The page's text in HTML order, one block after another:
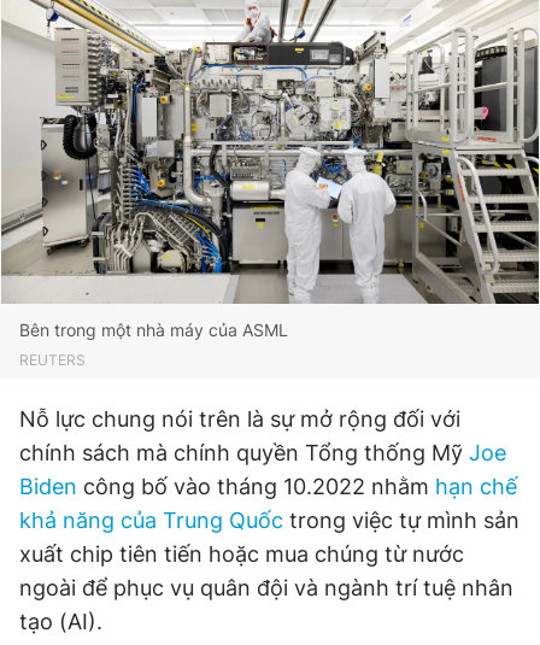
Bên trong một nhà máy của ASML
REUTERS
Nỗ lực chung nói trên là sự mở rộng đối với
chính sách mà chính quyền Tổng thống Mỹ Joe
Biden công bố vào tháng 10.2022 nhằm hạn chế
khả năng của Trung Quốc trong việc tự mình sản
xuất chip tiên tiến hoặc mua chúng từ nước
ngoài để phục vụ quân đội và ngành trí tuệ nhân
tạo (AI).